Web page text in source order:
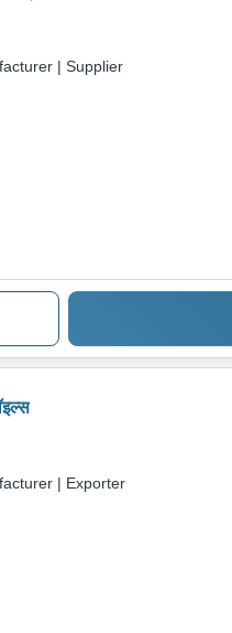
| Supplier
| Exporter